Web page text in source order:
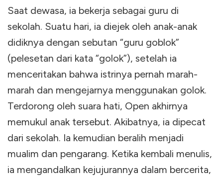
Saat dewasa, ia bekerja sebagai guru di
sekolah. Suatu hari, ia diejek oleh anak-anak
didiknya dengan sebutan “guru goblok”
(pelesetan dari kata “golok”), setelah ia
menceritakan bahwa istrinya pernah marah-
marah dan mengejarnya menggunakan golok.
Terdorong oleh suara hati, Open akhirnya
memukul anak tersebut. Akibatnya, ia dipecat
dari sekolah. Ia kemudian beralih menjadi
mualim dan pengarang. Ketika kembali menulis,
ia mengandalkan kejujurannya dalam bercerita,